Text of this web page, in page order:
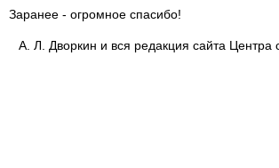
Заранее - огромное спасибо!
А. Л. Дворкин и вся редакция сайта Центра